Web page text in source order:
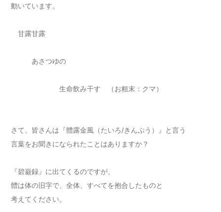
動いています。
甘露甘露
あさつゆの
生命飲み干す （お粗末：クマ）
さて、皆さんは『體露金風（たいろ/きんぷう）』と言う
言葉をお聞きになられたことはありますか？
『碧巌録』に出てくるのですが、
體は体の旧字で、全体、すべてを抱合したものと
考えてください。